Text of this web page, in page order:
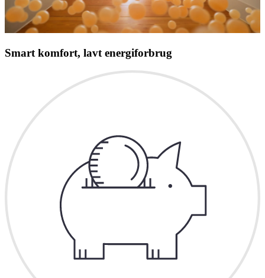
Smart komfort, lavt energiforbrug